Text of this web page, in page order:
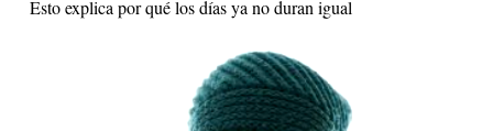
Esto explica por qué los días ya no duran igual